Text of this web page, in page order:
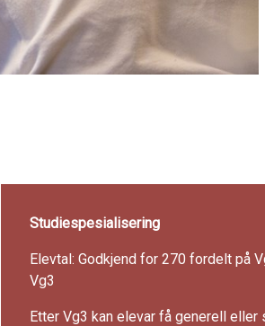
Studiespesialisering
Elevtal: Godkjend for 270 fordelt på
Vg3
Etter Vg3 kan elevar få generell eller